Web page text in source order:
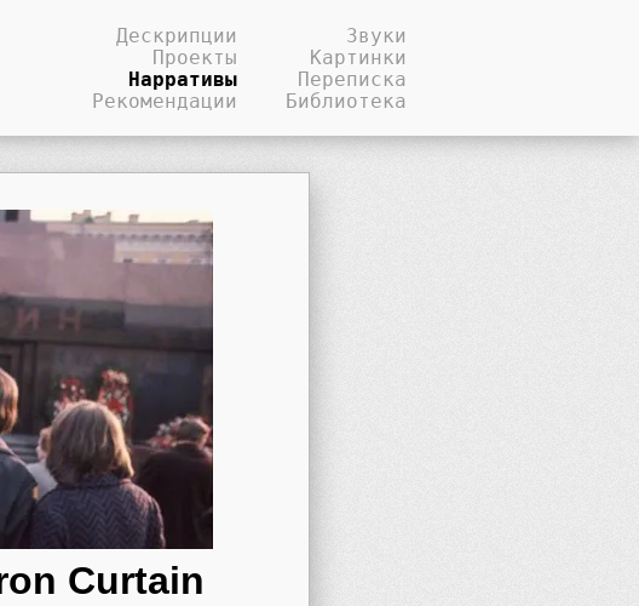
Дескрипции
Проекты
Нарративы
Рекомендации
Звуки
Картинки
Переписка
Библиотека
Curtain